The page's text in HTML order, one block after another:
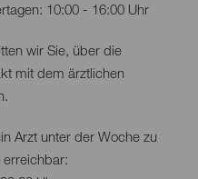
10:00 - 16:00 Uhr
wir Sie, über die
mit dem ärztlichen
Arzt unter der Woche zu
erreichbar: